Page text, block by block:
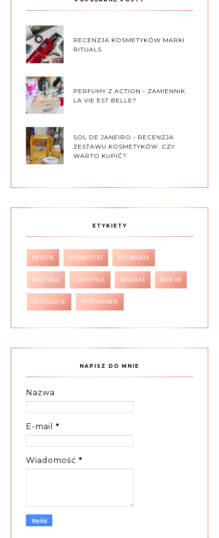
RECENZJA KOSMETYKÓW MARKI
RITUALS
PERFUMY Z ACTION - ZAMIENNIK
LA VIE EST BELLE?
SOL DE JANEIRO - RECENZJA
ZESTAWU KOSMETYKÓW. CZY
WARTO KUPIĆ?
ETYKIETY
DESIGN KOSMETYKI KULINARIA
KULTURA LIFESTYLE MAKIJAŻ NEW IN
STYLIZACJE TESTOWANIE
NAPISZ DO MNIE
Nazwa
E-mail*
Wiadomość*